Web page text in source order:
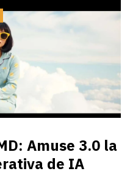
Amuse 3.0 la
de IA